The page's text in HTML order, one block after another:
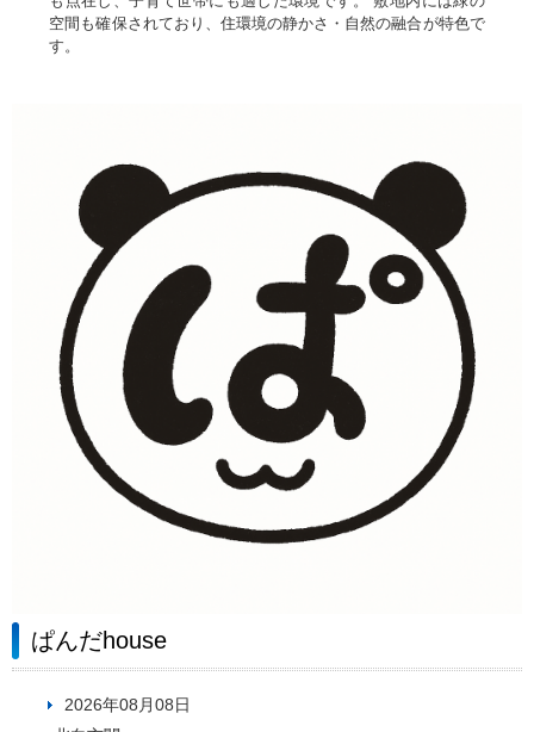
空間も確保されており、住環境の静かさ・自然の融合が特色で
す。
ぱんだhouse
2026年08月08日